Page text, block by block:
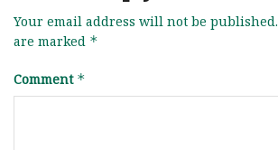
Your email address will not be published.
are marked *
Comment *